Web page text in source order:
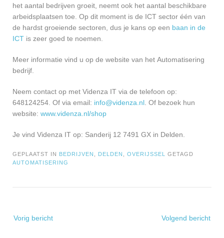
het aantal bedrijven groeit, neemt ook het aantal beschikbare
arbeidsplaatsen toe. Op dit moment is de ICT sector één van
de hardst groeiende sectoren, dus je kans op een baan in de
ICT is zeer goed te noemen.
Meer informatie vind u op de website van het Automatisering
bedrijf.
Neem contact op met Videnza IT via de telefoon op:
648124254. Of via email: info@videnza.nl . Of bezoek hun
website: www.videnza.nl/shop
Je vind Videnza IT op: Sanderij 12 7491 GX in Delden.
GEPLAATST IN BEDRIJVEN DELDEN OVERIJSSEL
GETAGD
AUTOMATISERING
navigatie
Vorig bericht Volgend bericht